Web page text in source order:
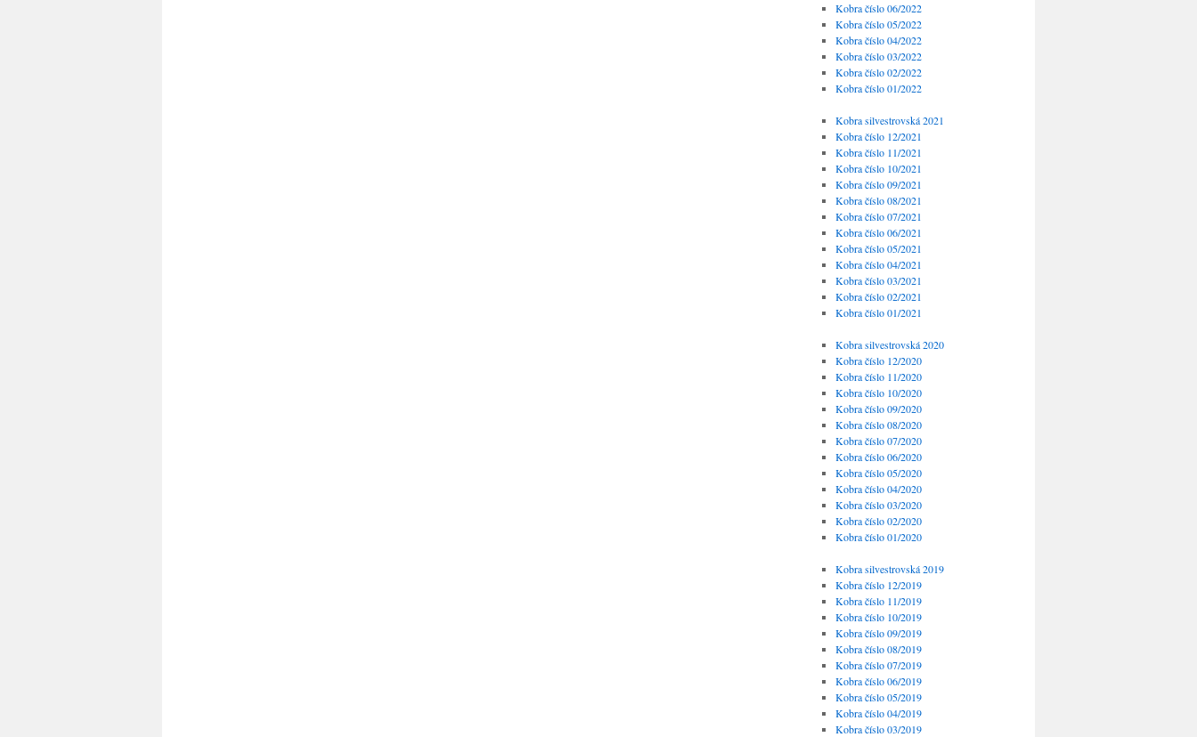
Kobra číslo 06/2022
Kobra číslo 05/2022
Kobra číslo 04/2022
Kobra číslo 03/2022
Kobra číslo 02/2022
Kobra číslo 01/2022
Kobra silvestrovská 2021
Kobra číslo 12/2021
Kobra číslo 11/2021
Kobra číslo 10/2021
Kobra číslo 09/2021
Kobra číslo 08/2021
Kobra číslo 07/2021
Kobra číslo 06/2021
Kobra číslo 05/2021
Kobra číslo 04/2021
Kobra číslo 03/2021
Kobra číslo 02/2021
Kobra číslo 01/2021
Kobra silvestrovská 2020
Kobra číslo 12/2020
Kobra číslo 11/2020
Kobra číslo 10/2020
Kobra číslo 09/2020
Kobra číslo 08/2020
Kobra číslo 07/2020
Kobra číslo 06/2020
Kobra číslo 05/2020
Kobra číslo 04/2020
Kobra číslo 03/2020
Kobra číslo 02/2020
Kobra číslo 01/2020
Kobra silvestrovská 2019
Kobra číslo 12/2019
Kobra číslo 11/2019
Kobra číslo 10/2019
Kobra číslo 09/2019
Kobra číslo 08/2019
Kobra číslo 07/2019
Kobra číslo 06/2019
Kobra číslo 05/2019
Kobra číslo 04/2019
Kobra číslo 03/2019